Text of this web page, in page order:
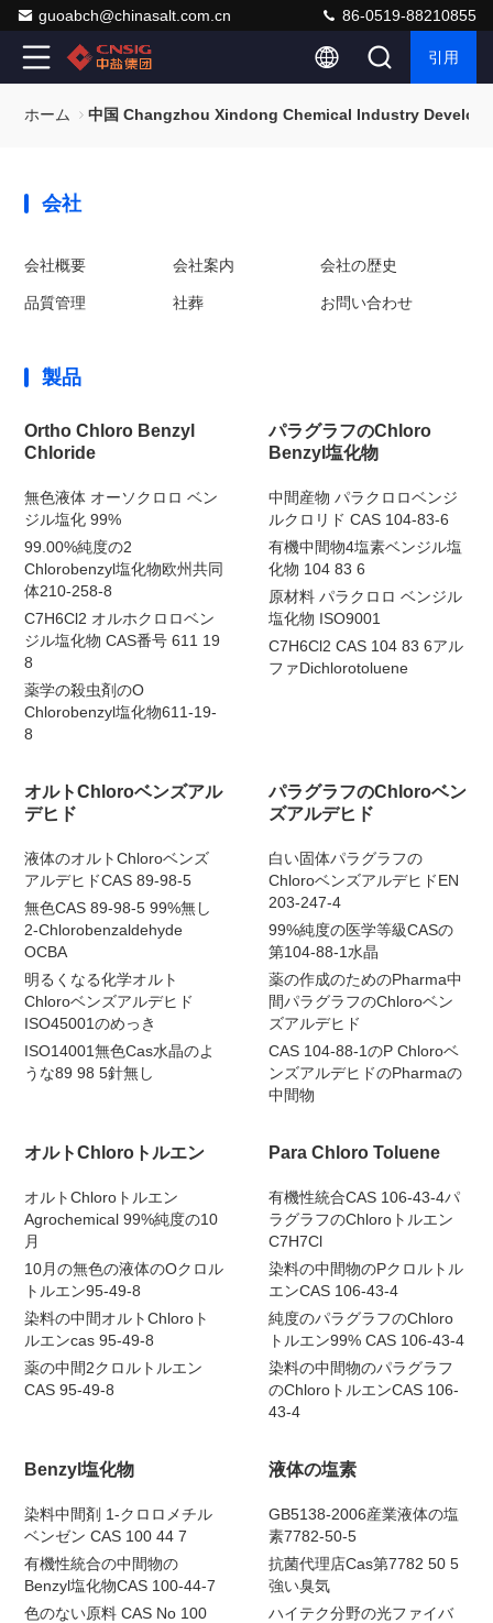
guoabch@chinasalt.com.cn 86-0519-88210855
引用
ホーム 中国 Changzhou Xindong Chemical Industry
会社
会社概要 会社案内 会社の歴史
品質管理 社葬 お問い合わせ
製品
Ortho Chloro Benzyl
Chloride
無色液体 オーソクロロ ベン
ジル塩化 99%
99.00%純度の2
Chlorobenzyl塩化物欧州共同
体210-258-8
C7H6Cl2 オルホクロロベン
ジル塩化物 CAS番号 611 19
8
薬学の殺虫剤のO
Chlorobenzyl塩化物611-19-
8
パラグラフのChloro
Benzyl塩化物
中間産物 パラクロロベンジ
ルクロリド CAS 104-83-6
有機中間物4塩素ベンジル塩
化物 104 83 6
原材料 パラクロロ ベンジル
塩化物 ISO9001
C7H6Cl2 CAS 104 83 6アル
ファDichlorotoluene
オルトChloroベンズアル
デヒド
液体のオルトChloroベンズ
アルデヒドCAS 89-98-5
無色CAS 89-98-5 99%無し
2-Chlorobenzaldehyde
OCBA
明るくなる化学オルト
Chloroベンズアルデヒド
ISO45001のめっき
ISO14001無色Cas水晶のよ
うな89 98 5針無し
パラグラフのChloroベン
ズアルデヒド
白い固体パラグラフの
ChloroベンズアルデヒドEN
203-247-4
99%純度の医学等級CASの
第104-88-1水晶
薬の作成のためのPharma中
間パラグラフのChloroベン
ズアルデヒド
CAS 104-88-1のP Chloroベ
ンズアルデヒドのPharmaの
中間物
オルトChloroトルエン
オルトChloroトルエン
Agrochemical 99%純度の10
月
10月の無色の液体のOクロル
トルエン95-49-8
染料の中間オルトChloroト
ルエンcas 95-49-8
薬の中間2クロルトルエン
CAS 95-49-8
Para Chloro Toluene
有機性統合CAS 106-43-4パ
ラグラフのChloroトルエン
C7H7Cl
染料の中間物のPクロルトル
エンCAS 106-43-4
純度のパラグラフのChloro
トルエン99% CAS 106-43-4
染料の中間物のパラグラフ
のChloroトルエンCAS 106-
43-4
Benzyl塩化物
染料中間剤 1-クロロメチル
ベンゼン CAS 100 44 7
有機性統合の中間物の
Benzyl塩化物CAS 100-44-7
色のない原料 CAS No 100
液体の塩素
GB5138-2006産業液体の塩
素7782-50-5
抗菌代理店Cas第7782 50 5
強い臭気
ハイテク分野の光ファイバ